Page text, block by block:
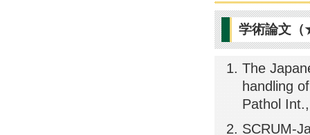
学術論文
The
handling
Pathol
SCRUM-